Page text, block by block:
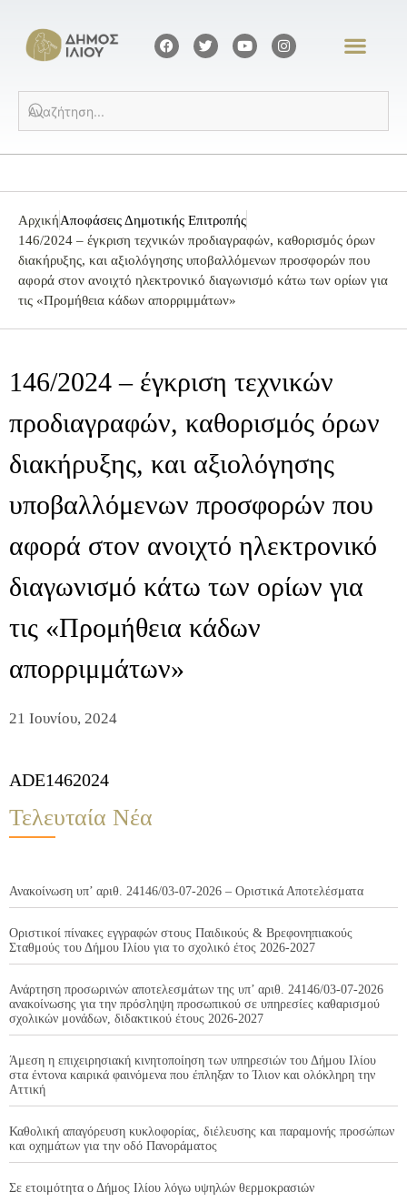
ΑρχικήΑποφάσεις Δημοτικής Επιτροπής
146/2024 – έγκριση τεχνικών προδιαγραφών, καθορισμός όρων
διακήρυξης, και αξιολόγησης υποβαλλόμενων προσφορών που
αφορά στον ανοιχτό ηλεκτρονικό διαγωνισμό κάτω των ορίων για
τις «Προμήθεια κάδων απορριμμάτων»
146/2024 – έγκριση τεχνικών
προδιαγραφών, καθορισμός όρων
διακήρυξης, και αξιολόγησης
υποβαλλόμενων προσφορών που
αφορά στον ανοιχτό ηλεκτρονικό
διαγωνισμό κάτω των ορίων για
τις «Προμήθεια κάδων
απορριμμάτων»
21 Ιουνίου, 2024
ADE1462024
Τελευταία Νέα
Ανακοίνωση υπ’ αριθ. 24146/03-07-2026 – Οριστικά Αποτελέσματα
Οριστικοί πίνακες εγγραφών στους Παιδικούς & Βρεφονηπιακούς
Σταθμούς του Δήμου Ιλίου για το σχολικό έτος 2026-2027
Ανάρτηση προσωρινών αποτελεσμάτων της υπ’ αριθ. 24146/03-07-2026
ανακοίνωσης για την πρόσληψη προσωπικού σε υπηρεσίες καθαρισμού
σχολικών μονάδων, διδακτικού έτους 2026-2027
Άμεση η επιχειρησιακή κινητοποίηση των υπηρεσιών του Δήμου Ιλίου
στα έντονα καιρικά φαινόμενα που έπληξαν το Ίλιον και ολόκληρη την
Αττική
Καθολική απαγόρευση κυκλοφορίας, διέλευσης και παραμονής προσώπων
και οχημάτων για την οδό Πανοράματος
Σε ετοιμότητα ο Δήμος Ιλίου λόγω υψηλών θερμοκρασιών